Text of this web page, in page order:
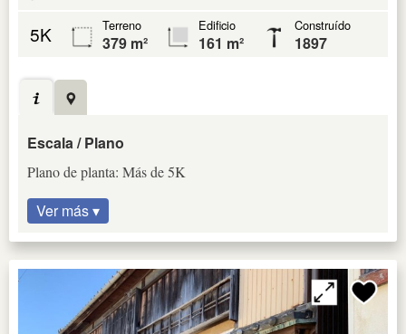
5K Terreno
379 m²
Edificio
161 m²
Construído
1897
Escala / Plano
Plano de planta: Más de 5K
Ver más ▾